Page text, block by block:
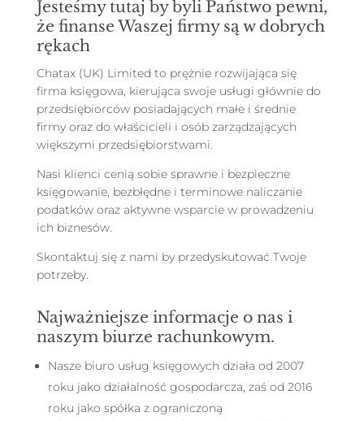
Jesteśmy tutaj by byli Państwo pewni,
że finanse Waszej firmy są w dobrych
rękach
Chatax (UK) Limited to prężnie rozwijająca się
firma księgowa, kierująca swoje usługi głównie do
przedsiębiorców posiadających małe i średnie
firmy oraz do właścicieli i osób zarządzających
większymi przedsiębiorstwami.
Nasi klienci cenią sobie sprawne i bezpieczne
księgowanie, bezbłędne i terminowe naliczanie
podatków oraz aktywne wsparcie w prowadzeniu
ich biznesów.
Skontaktuj się z nami by przedyskutować Twoje
potrzeby.
Najważniejsze informacje o nas i
naszym biurze rachunkowym.
Nasze biuro usług księgowych działa od 2007
roku jako działalność gospodarcza, zaś od 2016
roku jako spółka z ograniczoną